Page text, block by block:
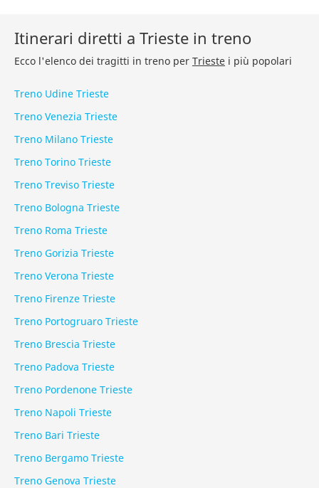
Itinerari diretti a Trieste in treno
Ecco l'elenco dei tragitti in treno per Trieste i più popolari
Treno Udine Trieste
Treno Venezia Trieste
Treno Milano Trieste
Treno Torino Trieste
Treno Treviso Trieste
Treno Bologna Trieste
Treno Roma Trieste
Treno Gorizia Trieste
Treno Verona Trieste
Treno Firenze Trieste
Treno Portogruaro Trieste
Treno Brescia Trieste
Treno Padova Trieste
Treno Pordenone Trieste
Treno Napoli Trieste
Treno Bari Trieste
Treno Bergamo Trieste
Treno Genova Trieste